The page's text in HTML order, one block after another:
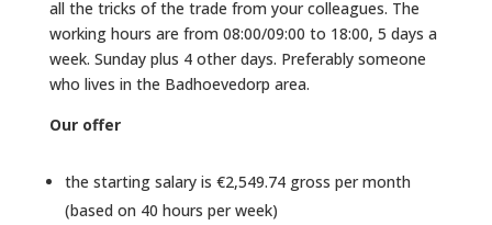
all the tricks of the trade from your colleagues. The
working hours are from 08:00/09:00 to 18:00, 5 days a
week. Sunday plus 4 other days. Preferably someone
who lives in the Badhoevedorp area.
Our offer
the starting salary is €2,549.74 gross per month
(based on 40 hours per week)